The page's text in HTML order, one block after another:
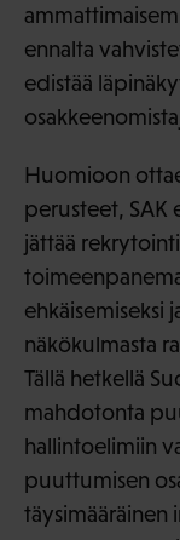
ennalta
edistää
Huomioon
perusteet, SAK
jättää
ehkäisemiseksi
näkökulmasta
Tällä hetkellä
mahdotonta
hallintoelimiin
puuttumisen
täysimääräinen